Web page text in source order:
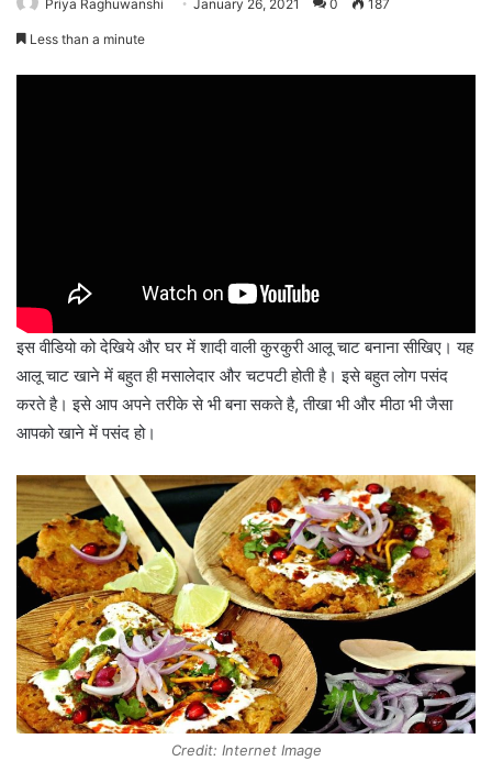
Priya Raghuwanshi January 26, 2021 0 187
Less than a minute
इस वीडियो को देखिये और घर में शादी वाली कुरकुरी आलू चाट बनाना सीखिए। यह
आलू चाट खाने में बहुत ही मसालेदार और चटपटी होती है। इसे बहुत लोग पसंद
करते है। इसे आप अपने तरीके से भी बना सकते है, तीखा भी और मीठा भी जैसा
आपको खाने में पसंद हो।
Credit: Internet Image